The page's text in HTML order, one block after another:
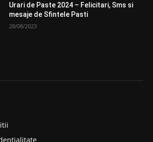
Urari de Paste 2024 – Felicitari, Sms si
mesaje de Sfintele Pasti
28/08/2023